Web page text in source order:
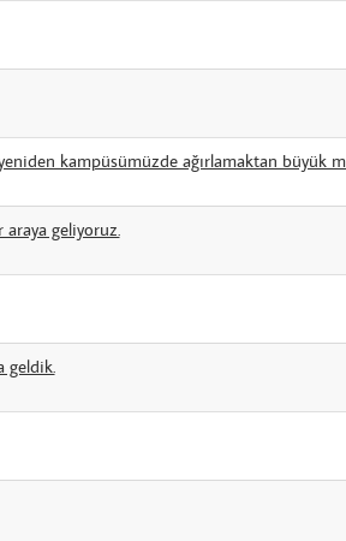
kampüsümüzde ağırlamaktan büyük
geliyoruz.
geldik.